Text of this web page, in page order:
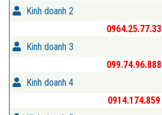
Kinh doanh 2
0964.25.77.33
Kinh doanh 3
099.74.96.888
Kinh doanh 4
0914.174.859